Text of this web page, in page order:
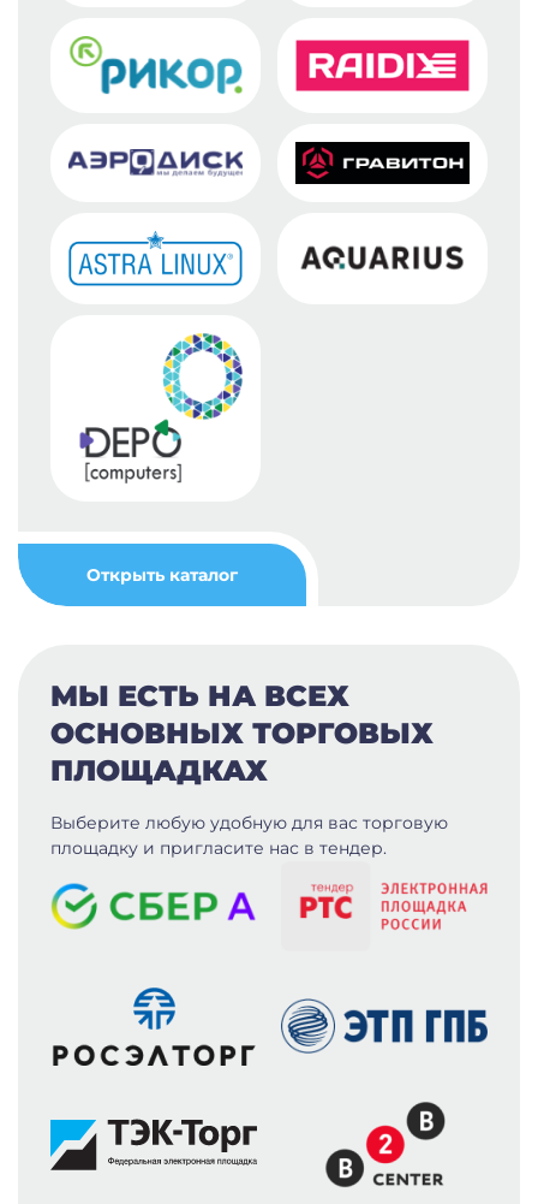
Открыть каталог
МЫ ЕСТЬ НА ВСЕХ
ОСНОВНЫХ ТОРГОВЫХ
ПЛОЩАДКАХ
Выберите любую удобную для вас торговую
площадку и пригласите нас в тендер.